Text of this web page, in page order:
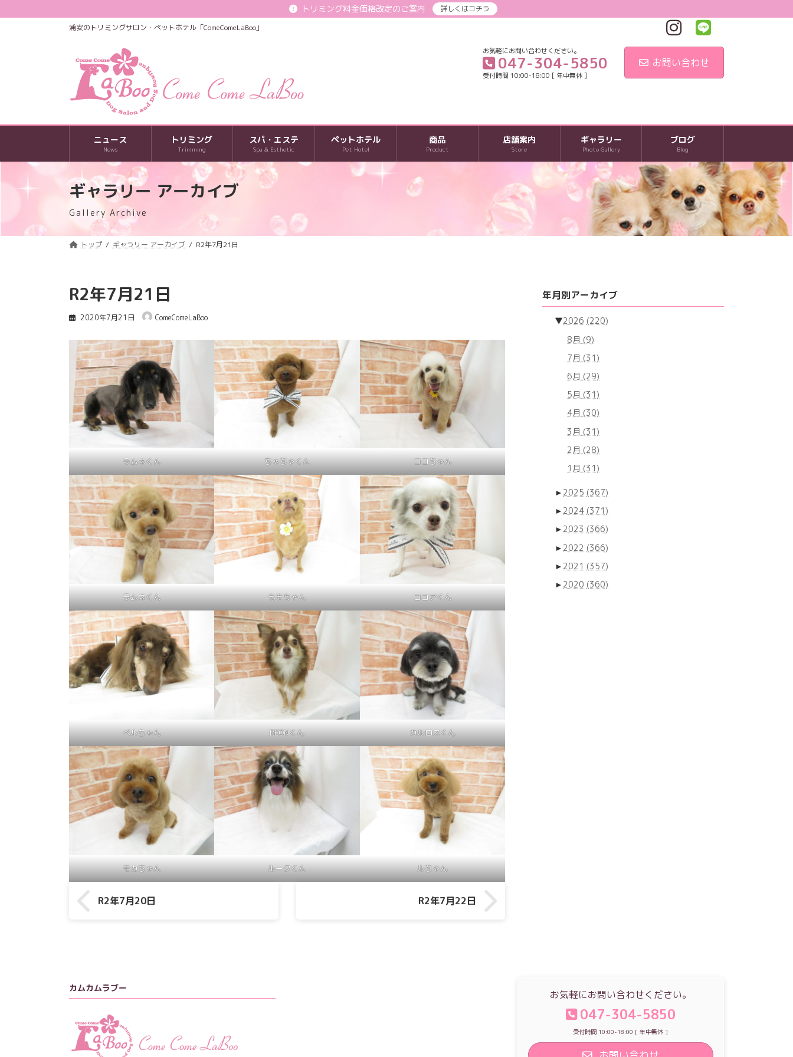
ン
ビ
トリミング料金価格改定のご案内
詳しくはコチラ
浦安のトリミングサロン・ペットホテル「ComeComeLaBoo」
お気軽にお問い合わせください。
047-304-5850
受付時間 10:00-18:00 [ 年中無休 ]
お問い合わせ
ニュース
News
トリミング
Trimming
スパ・エステ
Spa & Esthetic
ペットホテル
Pet Hotel
商品
Product
店舗案内
Store
ギャラリー
Photo Gallery
ブログ
Blog
ギャラリー アーカイブ
Gallery Archive
トップ ギャラリー アーカイブ R2年7月21日
R2年7月21日
2020年7月21日 ComeComeLaBoo
ラムネくん ちゃちゃくん ココちゃん
ラムネくん ももちゃん ココアくん
ベルちゃん REONくん カルロスくん
モカちゃん ルークくん ルちゃん
R2年7月20日 R2年7月22日
年月別アーカイブ
▼2026 (220)
8月 (9)
7月 (31)
6月 (29)
5月 (31)
4月 (30)
3月 (31)
2月 (28)
1月 (31)
► 2025 (367)
► 2024 (371)
► 2023 (366)
► 2022 (366)
► 2021 (357)
► 2020 (360)
カムカムラブー
お気軽にお問い合わせください。
047-304-5850
受付時間 10:00-18:00 [ 年中無休 ]